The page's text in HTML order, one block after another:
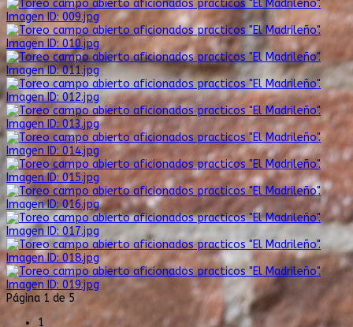
Imagen ID: 009.jpg
Imagen ID: 010.jpg
Imagen ID: 011.jpg
Imagen ID: 012.jpg
Imagen ID: 013.jpg
Imagen ID: 014.jpg
Imagen ID: 015.jpg
Imagen ID: 016.jpg
Imagen ID: 017.jpg
Imagen ID: 018.jpg
Imagen ID: 019.jpg
Página 1 de 5
1